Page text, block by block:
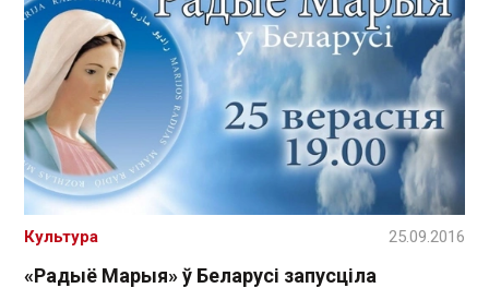
«Радыё Марыя» ў Беларусі запусціла
Культура 25.09.2016